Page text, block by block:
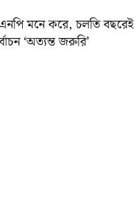
মনে করে, চলতি
‘অত্যন্ত জরুরি’